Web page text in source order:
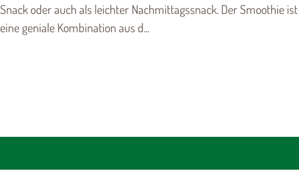
Snack oder auch als leichter Nachmittagssnack. Der Smoothie ist
eine geniale Kombination aus d...